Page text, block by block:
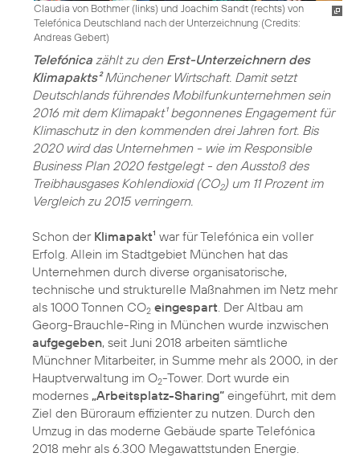
Claudia von Bothmer (links) und Joachim Sandt (rechts) von
Telefónica Deutschland nach der Unterzeichnung (Credits:
Andreas Gebert)
Telefónica zählt zu den Erst-Unterzeichnern des
Klimapakts²Münchener Wirtschaft. Damit setzt
Deutschlands führendes Mobilfunkunternehmen sein
2016 mit dem Klimapakt¹ begonnenes Engagement für
Klimaschutz in den kommenden drei Jahren fort. Bis
2020 wird das Unternehmen - wie im Responsible
Business Plan 2020festgelegt - den Ausstoß des
Treibhausgases Kohlendioxid (CO2) um 11 Prozent im
Vergleich zu 2015 verringern.
Schon der Klimapakt¹ war für Telefónica ein voller
Erfolg. Allein im Stadtgebiet München hat das
Unternehmen durch diverse organisatorische,
technische und strukturelle Maßnahmen im Netz mehr
als 1000 Tonnen CO2 eingespart . Der Altbau am
Georg-Brauchle-Ring in München wurde inzwischen
aufgegeben, seit Juni 2018 arbeiten sämtliche
Münchner Mitarbeiter, in Summe mehr als 2000, in der
Hauptverwaltung im O2-Tower. Dort wurde ein
modernes „Arbeitsplatz-Sharing“ eingeführt, mit dem
Ziel den Büroraum effizienter zu nutzen. Durch den
Umzug in das moderne Gebäude sparte Telefónica
2018 mehr als 6.300 Megawattstunden Energie.